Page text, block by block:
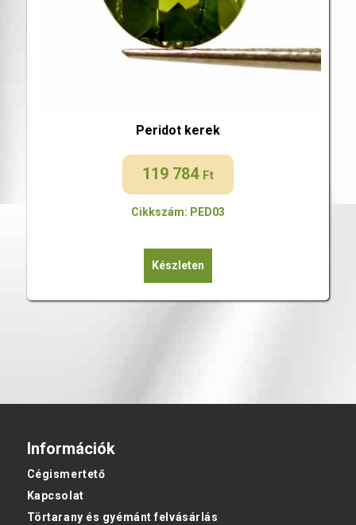
Peridot kerek
119 784 Ft
Cikkszám: PED03
Készleten
Információk
Cégismertető
Kapcsolat
Törtarany és gyémánt felvásárlás